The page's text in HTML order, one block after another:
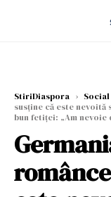
StiriDiaspora › Social
susține că este
bun fetiței: „Am nevoie